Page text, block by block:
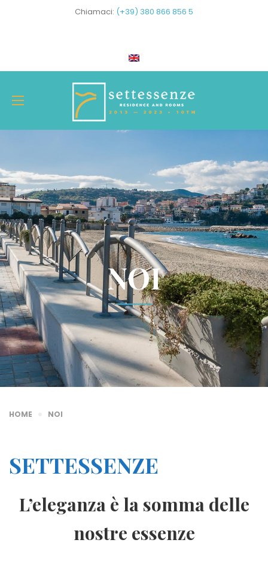
Chiamaci: (+39) 380 866 856 5
NOI
HOME NOI
SETTESSENZE
L’eleganza è la somma delle
nostre essenze